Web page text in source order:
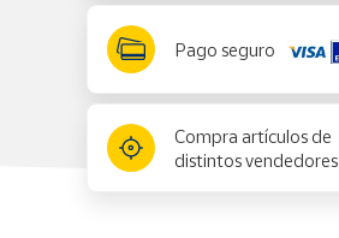
Pago seguro
Compra artículos de
distintos vendedores